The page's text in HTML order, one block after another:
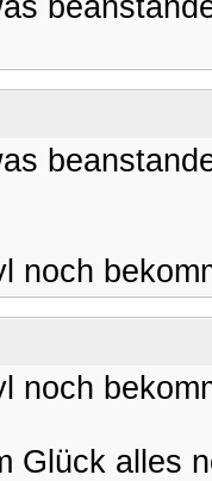
noch
noch
Glück alles